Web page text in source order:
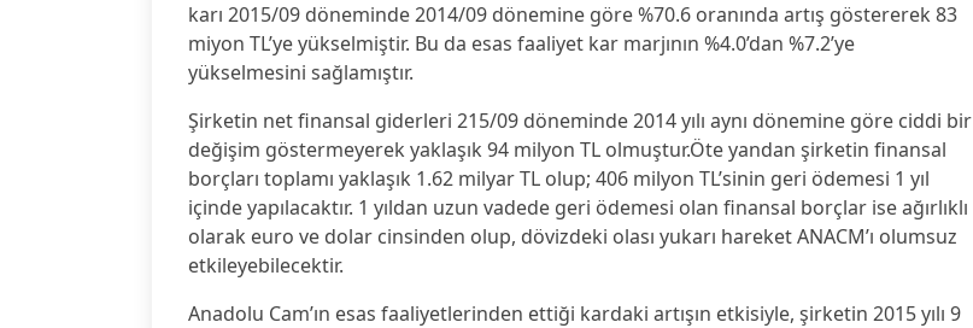
karı 2015/09 döneminde 2014/09 dönemine göre %70.6 oranında artış göstererek 83
miyon TL’ye yükselmiştir. Bu da esas faaliyet kar marjının %4.0’dan %7.2’ye
yükselmesini sağlamıştır.
Şirketin net finansal giderleri 215/09 döneminde 2014 yılı aynı dönemine göre ciddi bir
değişim göstermeyerek yaklaşık 94 milyon TL olmuştur.Öte yandan şirketin finansal
borçları toplamı yaklaşık 1.62 milyar TL olup; 406 milyon TL’sinin geri ödemesi 1 yıl
içinde yapılacaktır. 1 yıldan uzun vadede geri ödemesi olan finansal borçlar ise ağırlıklı
olarak euro ve dolar cinsinden olup, dövizdeki olası yukarı hareket ANACM’ı olumsuz
etkileyebilecektir.
Anadolu Cam’ın esas faaliyetlerinden ettiği kardaki artışın etkisiyle, şirketin 2015 yılı 9